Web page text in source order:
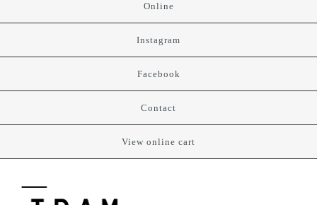
Online
Instagram
Facebook
Contact
View online cart